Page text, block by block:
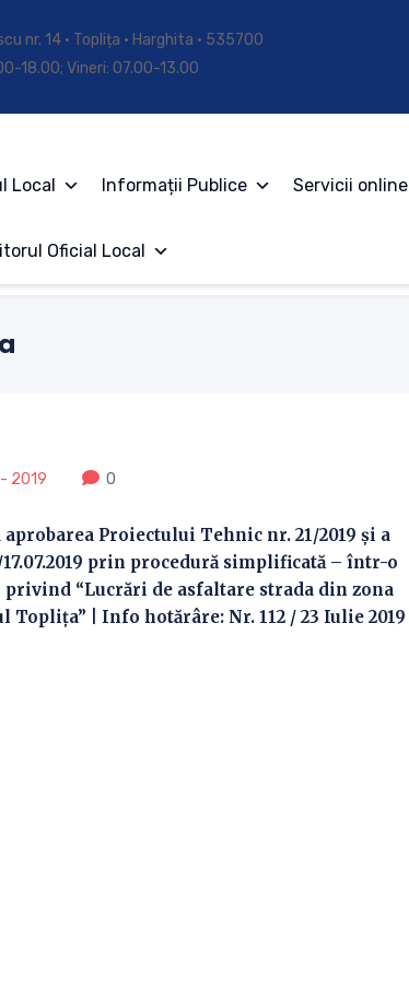
nr. 14 • Toplița • Harghita • 535700
18.00; Vineri: 07.00-13.00
Local Informații Publice Servicii online
Oficial Local
- 2019 0
Proiectului Tehnic nr. 21/2019 şi a
prin procedură simplificată – într-o
“Lucrări de asfaltare strada din zona
| Info hotărâre: Nr. 112 / 23 Iulie 2019